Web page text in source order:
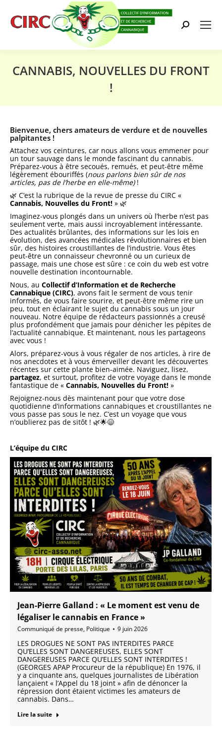
Search:
CANNABIS, NOUVELLES DU FRONT
!
Bienvenue, chers amateurs de verdure et de nouvelles
palpitantes !
Attachez vos ceintures, car nous allons vous emmener pour
un tour sauvage dans le monde fascinant du cannabis.
Préparez-vous à être secoués, remués, et peut-être même
légèrement ébouriffés (nous parlons bien sûr de nos
articles, pas de l’herbe en elle-même)!
🌿 C’est la rubrique de la revue de presse du CIRC «
Cannabis, Nouvelles du Front! » 🌿
Imaginez-vous plongés dans un univers où l’herbe n’est pas
seulement verte, mais aussi incroyablement intéressante.
Des actualités brûlantes, des informations sur les lois en
évolution, des avancées médicales révolutionnaires et bien
sûr, des histoires croustillantes de l’industrie. Vous êtes
peut-être un connaisseur chevronné ou un curieux de
passage, mais une chose est sûre : ce coin du web est votre
nouvelle destination incontournable.
Nous, au Collectif d’Information et de Recherche
Cannabique (CIRC), avons fait le serment de vous tenir
informés, de vous faire sourire, et peut-être même rire un
peu, tout en éclairant le sujet du cannabis sous un jour
nouveau. Notre équipe de rédacteurs passionnés a creusé
plus profondément que jamais pour dénicher les pépites de
l’actualité cannabique. Et maintenant, nous les partageons
avec vous !
Alors, préparez-vous à vous régaler de nos articles, à rire de
nos anecdotes et à vous émerveiller devant les découvertes
récentes sur cette plante bien-aimée. Naviguez, lisez,
partagez, et surtout, profitez de votre voyage dans le monde
fantastique de « Cannabis, Nouvelles du Front! »
Rejoignez-nous dès maintenant pour que votre dose
quotidienne d’informations cannabiques et croustillantes ne
vous passe pas sous le nez. C’est un voyage que vous
n’oublierez pas de sitôt ! 🌿🌟😄
L’équipe du CIRC
Jean-Pierre Galland : « Le moment est venu de
légaliser le cannabis en France »
Communiqué de presse, Politique 9 juin 2026
LES DROGUES NE SONT PAS INTERDITES PARCE
QU’ELLES SONT DANGEREUSES, ELLES SONT
DANGEREUSES PARCE QU’ELLES SONT INTERDITES !
(GEORGES APAP Procureur de la république) En 1976, il
y a cinquante ans, quelques journalistes de Libération
lançaient « l’Appel du 18 joint » afin de dénoncer la
répression dont étaient victimes les amateurs de
cannabis. Dans…
Lire la suite